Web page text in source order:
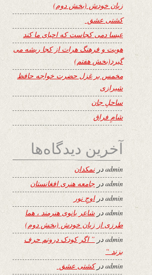
زبان خودش (بخش دوم)
کشتی عشق
عیسا دمی کجاست که احیای ما کند
هویت و فرهنگ هرات از کجا ریشه می
گیرد(بخش هفتم)
مخمس بر غزل حضرت خواجه حافظ
شیرازی
ساحلِ جان
شامِ فراق
آخرین دیدگاه‌ها
adminدرنمکدان
adminدر جامعه هنری افغانستان
adminدراوجِ نور
adminدر شاعر بانوی هنرمند ، هما
طرزی از زبان خودش (بخش دوم)
adminدر ” اگر کودک درونم حرف
بزند “
adminدرکشتی عشق